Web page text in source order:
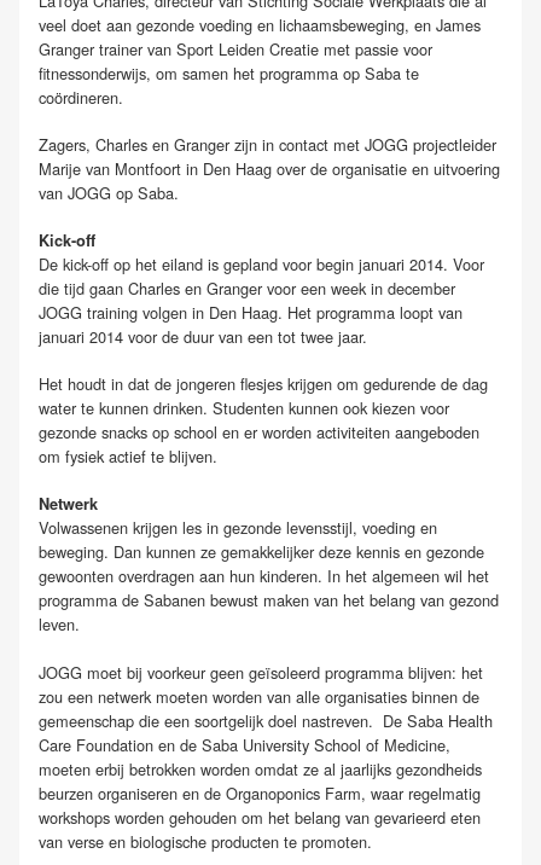
veel doet aan gezonde voeding en lichaamsbeweging, en James
Granger trainer van Sport Leiden Creatie met passie voor
fitnessonderwijs, om samen het programma op Saba te
coördineren.
Zagers, Charles en Granger zijn in contact met JOGG projectleider
Marije van Montfoort in Den Haag over de organisatie en uitvoering
van JOGG op Saba.
Kick-off
De kick-off op het eiland is gepland voor begin januari 2014. Voor
die tijd gaan Charles en Granger voor een week in december
JOGG training volgen in Den Haag. Het programma loopt van
januari 2014 voor de duur van een tot twee jaar.
Het houdt in dat de jongeren flesjes krijgen om gedurende de dag
water te kunnen drinken. Studenten kunnen ook kiezen voor
gezonde snacks op school en er worden activiteiten aangeboden
om fysiek actief te blijven.
Netwerk
Volwassenen krijgen les in gezonde levensstijl, voeding en
beweging. Dan kunnen ze gemakkelijker deze kennis en gezonde
gewoonten overdragen aan hun kinderen. In het algemeen wil het
programma de Sabanen bewust maken van het belang van gezond
leven.
JOGG moet bij voorkeur geen geïsoleerd programma blijven: het
zou een netwerk moeten worden van alle organisaties binnen de
gemeenschap die een soortgelijk doel nastreven. De Saba Health
Care Foundation en de Saba University School of Medicine,
moeten erbij betrokken worden omdat ze al jaarlijks gezondheids
beurzen organiseren en de Organoponics Farm, waar regelmatig
workshops worden gehouden om het belang van gevarieerd eten
van verse en biologische producten te promoten.